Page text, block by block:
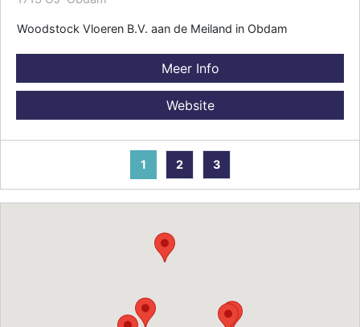
Woodstock Vloeren B.V. aan de Meiland in Obdam
Meer Info
Website
1 2 3